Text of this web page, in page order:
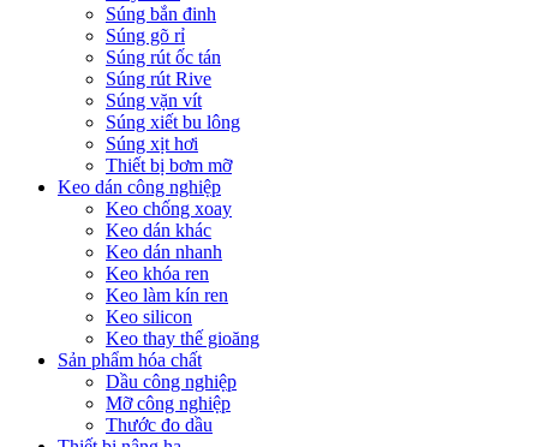
Súng bắn đinh
Súng gõ rỉ
Súng rút ốc tán
Súng rút Rive
Súng vặn vít
Súng xiết bu lông
Súng xịt hơi
Thiết bị bơm mỡ
Keo dán công nghiệp
Keo chống xoay
Keo dán khác
Keo dán nhanh
Keo khóa ren
Keo làm kín ren
Keo silicon
Keo thay thế gioăng
Sản phẩm hóa chất
Dầu công nghiệp
Mỡ công nghiệp
Thước đo dầu